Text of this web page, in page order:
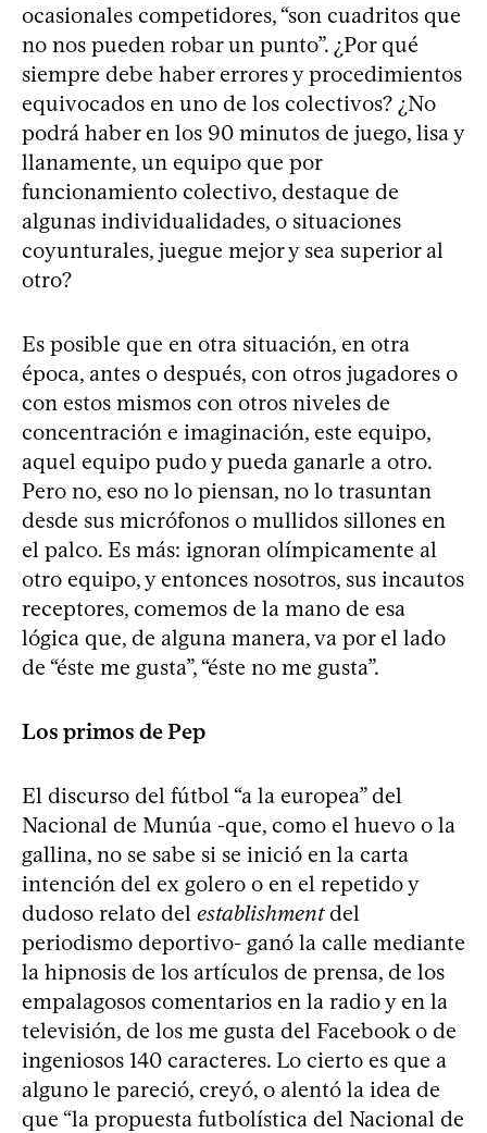
ocasionales competidores, “son cuadritos que
no nos pueden robar un punto”. ¿Por qué
siempre debe haber errores y procedimientos
equivocados en uno de los colectivos? ¿No
podrá haber en los 90 minutos de juego, lisa y
llanamente, un equipo que por
funcionamiento colectivo, destaque de
algunas individualidades, o situaciones
coyunturales, juegue mejor y sea superior al
otro?
Es posible que en otra situación, en otra
época, antes o después, con otros jugadores o
con estos mismos con otros niveles de
concentración e imaginación, este equipo,
aquel equipo pudo y pueda ganarle a otro.
Pero no, eso no lo piensan, no lo trasuntan
desde sus micrófonos o mullidos sillones en
el palco. Es más: ignoran olímpicamente al
otro equipo, y entonces nosotros, sus incautos
receptores, comemos de la mano de esa
lógica que, de alguna manera, va por el lado
de “éste me gusta”, “éste no me gusta”.
Los primos de Pep
El discurso del fútbol “a la europea” del
Nacional de Munúa -que, como el huevo o la
gallina, no se sabe si se inició en la carta
intención del ex golero o en el repetido y
dudoso relato del establishmentdel
periodismo deportivo- ganó la calle mediante
la hipnosis de los artículos de prensa, de los
empalagosos comentarios en la radio y en la
televisión, de los me gusta del Facebook o de
ingeniosos 140 caracteres. Lo cierto es que a
alguno le pareció, creyó, o alentó la idea de
que “la propuesta futbolística del Nacional de